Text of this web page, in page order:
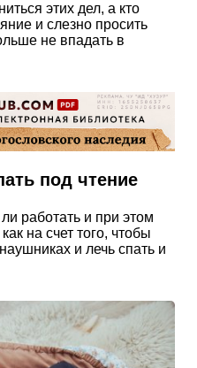
этих дел, а кто
и слезно просить
не впадать в
под чтение
работать и при этом
на счет того, чтобы
и лечь спать и